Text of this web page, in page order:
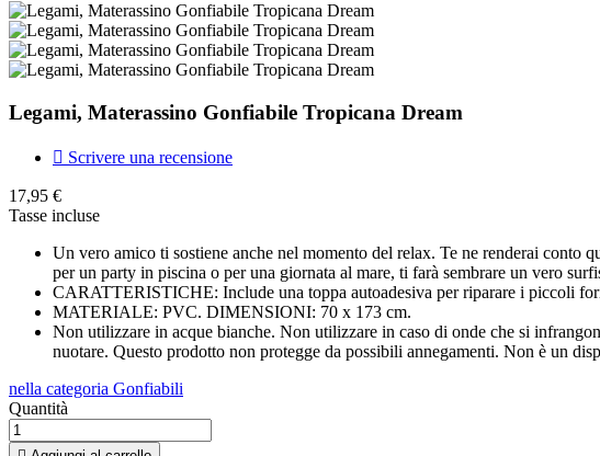
Legami, Materassino Gonfiabile Tropicana Dream
 Scrivere una recensione
17,95 €
Tasse incluse
Un vero amico ti sostiene anche nel momento del relax. Te ne renderai conto
per un party in piscina o per una giornata al mare, ti farà sembrare un vero
CARATTERISTICHE: Include una toppa autoadesiva per riparare i piccoli
MATERIALE: PVC. DIMENSIONI: 70 x 173 cm.
Non utilizzare in acque bianche. Non utilizzare in caso di onde che si
nuotare. Questo prodotto non protegge da possibili annegamenti. Non è un
nella categoria Gonfiabili
Quantità